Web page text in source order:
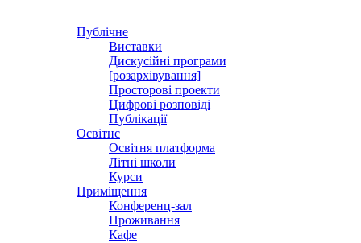
Публічне
Виставки
Дискусійні програми
[розархівування]
Просторові проекти
Цифрові розповіді
Публікації
Освітнє
Освітня платформа
Літні школи
Курси
Приміщення
Конференц-зал
Проживання
Кафе